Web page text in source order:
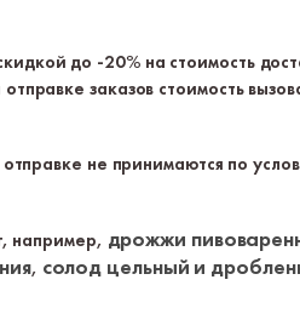
до -20% на стоимость
заказов стоимость
не принимаются по
например, дрожжи
, солод цельный и